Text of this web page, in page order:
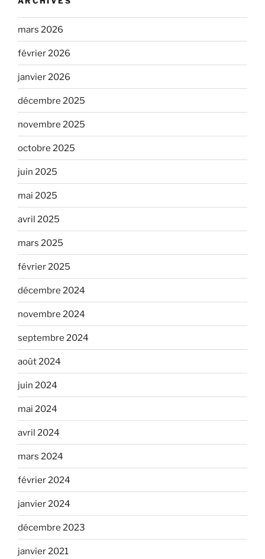
mars 2026
février 2026
janvier 2026
décembre 2025
novembre 2025
octobre 2025
juin 2025
mai 2025
avril 2025
mars 2025
février 2025
décembre 2024
novembre 2024
septembre 2024
août 2024
juin 2024
mai 2024
avril 2024
mars 2024
février 2024
janvier 2024
décembre 2023
janvier 2021